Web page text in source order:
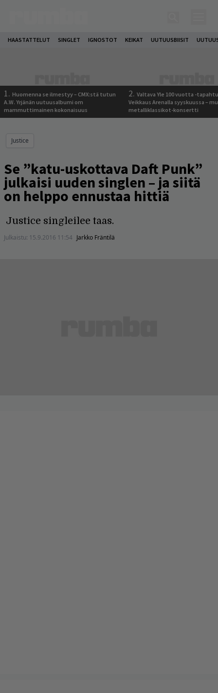
HAASTATTELUT SINGLET IGNOSTOT KEIKAT UUTUUSBIISIT
1. Huomenna se ilmestyy – CMX:stä tutun
A.W. Yrjänän uutuusalbumi om
mammuttimainen kokonaisuus
2. Valtava Yle 100 vuotta -
Veikkaus Arenalla syyskuussa –
metalliklassikot-konsertti
Justice
Se ”katu-uskottava Daft Punk”
julkaisi uuden singlen – ja siitä
on helppo ennustaa hittiä
Justice singleilee taas.
Julkaistu: 15.9.2016 11:54 Jarkko Fräntilä